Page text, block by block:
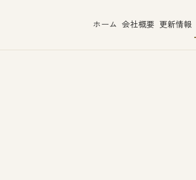
ホーム 会社概要 更新情報